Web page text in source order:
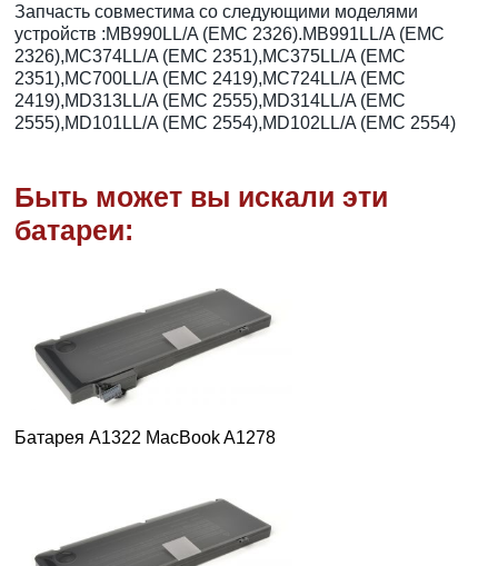
Запчасть совместима со следующими моделями
устройств :MB990LL/A (EMC 2326).MB991LL/A (EMC
2326),MC374LL/A (EMC 2351),MC375LL/A (EMC
2351),MC700LL/A (EMC 2419),MC724LL/A (EMC
2419),MD313LL/A (EMC 2555),MD314LL/A (EMC
2555),MD101LL/A (EMC 2554),MD102LL/A (EMC 2554)
Быть может вы искали эти
батареи:
Батарея A1322 MacBook A1278